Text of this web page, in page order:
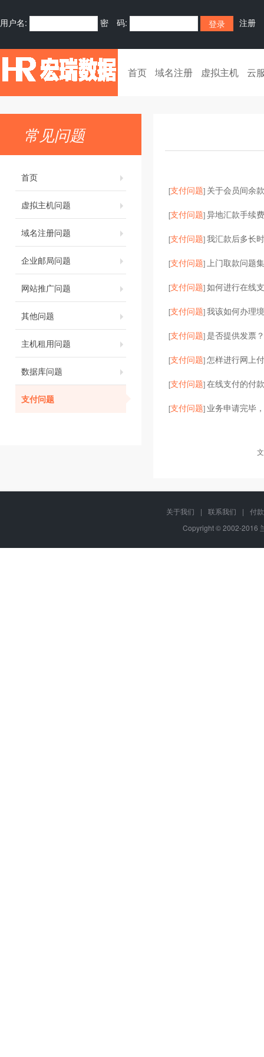
用户名: 密 码: 注册
首页 域名注册 虚拟主机 云
常见问题
首页
虚拟主机问题
域名注册问题
企业邮局问题
网站推广问题
其他问题
主机租用问题
数据库问题
支付问题
[支付问题] 关于会员间余
[支付问题]异地汇款手续
[支付问题]我汇款后多长
[支付问题]上门取款问题
[支付问题]如何进行在线
[支付问题]我该如何办理
[支付问题]是否提供发票
[支付问题]怎样进行网上
[支付问题]在线支付的付
[支付问题] 业务申请完毕
关于我们 | 联系我们 |
付
Copyright © 2002-2016